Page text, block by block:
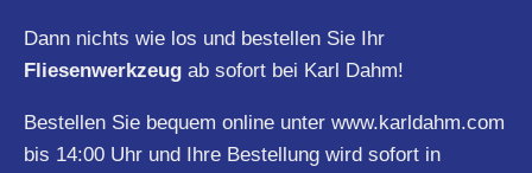
Dann nichts wie los und bestellen Sie Ihr
Fliesenwerkzeug ab sofort bei Karl Dahm!
Bestellen Sie bequem online unter www.karldahm.com
bis 14:00 Uhr und Ihre Bestellung wird sofort in